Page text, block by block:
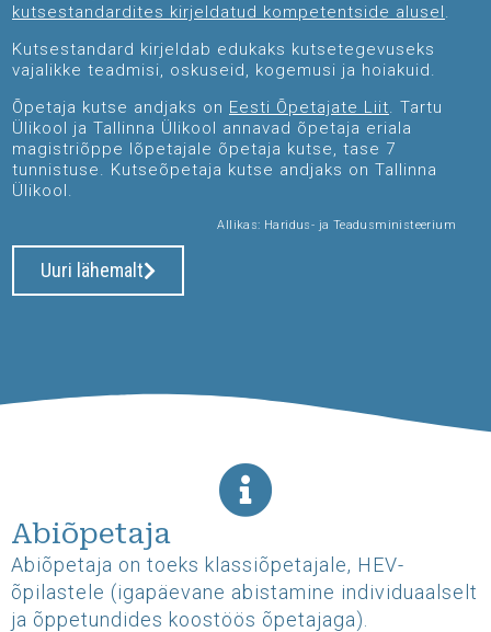
kutsestandardites kirjeldatud kompetentside alusel.
Kutsestandard kirjeldab edukaks kutsetegevuseks
vajalikke teadmisi, oskuseid, kogemusi ja hoiakuid.
Õpetaja kutse andjaks on Eesti Õpetajate Liit. Tartu
Ülikool ja Tallinna Ülikool annavad õpetaja eriala
magistriõppe lõpetajale õpetaja kutse, tase 7
tunnistuse. Kutseõpetaja kutse andjaks on Tallinna
Ülikool.
Allikas: Haridus- ja Teadusministeerium
Uuri lähemalt
Abiõpetaja
Abiõpetaja on toeks klassiõpetajale, HEV-
õpilastele (igapäevane abistamine individuaalselt
ja õppetundides koostöös õpetajaga).